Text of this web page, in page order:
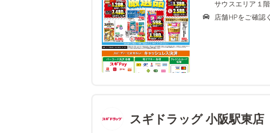
サウスエリア１階
店舗HPをご確認
スギドラッグ 小阪駅東店